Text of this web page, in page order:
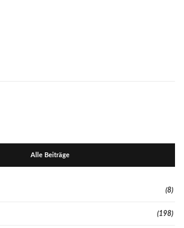
Alle Beiträge
(8)
(198)